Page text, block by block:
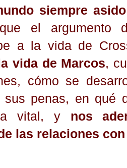
siempre
el argumento
a la vida de
vida de Marcos,
cómo se
sus penas, en qué
vital, y nos
las relaciones